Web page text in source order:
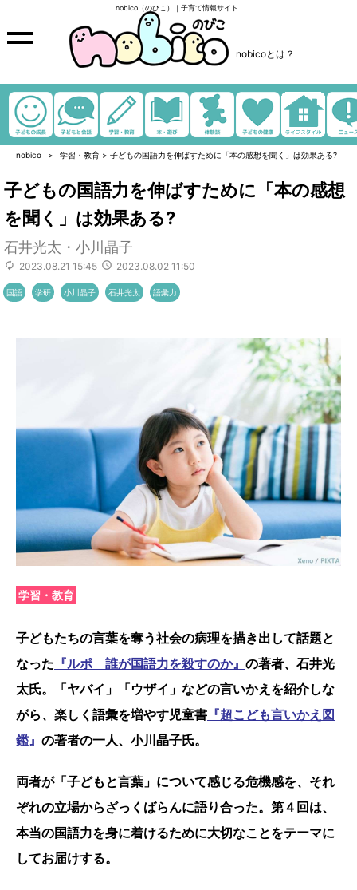
nobico（のびこ）｜子育て情報サイト
nobicoとは？
nobico 学習・教育 > 子どもの国語力を伸ばすために「本の感想を聞く」は効果ある?
子どもの国語力を伸ばすために「本の感想
を聞く」は効果ある?
石井光太・小川晶子
2023.08.21 15:45 2023.08.02 11:50
国語 学研 小川晶子 石井光太 語彙力
学習・教育
子どもたちの言葉を奪う社会の病理を描き出して話題と
なった 『ルポ 誰が国語力を殺すのか』 の著者、石井光
太氏。「ヤバイ」「ウザイ」などの言いかえを紹介しな
がら、楽しく語彙を増やす児童書 『超こども言いかえ図
鑑』 の著者の一人、小川晶子氏。
両者が「子どもと言葉」について感じる危機感を、それ
ぞれの立場からざっくばらんに語り合った。第４回は、
本当の国語力を身に着けるために大切なことをテーマに
してお届けする。